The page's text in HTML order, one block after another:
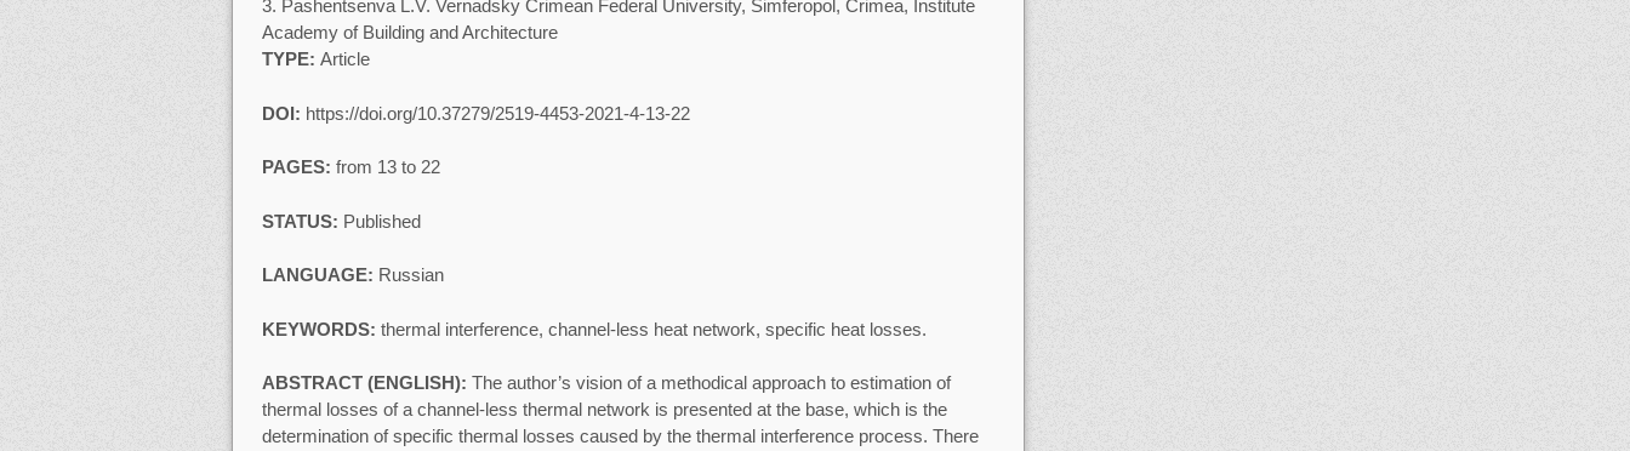
Pashentsenva L.V. Vernadsky Crimean Federal University, Simferopol, Crimea, Institute
Academy of Building and Architecture
TYPE: Article
DOI: https://doi.org/10.37279/2519-4453-2021-4-13-22
PAGES: from 13 to 22
STATUS: Published
LANGUAGE: Russian
KEYWORDS: thermal interference, channel-less heat network, specific heat losses.
ABSTRACT (ENGLISH): The author’s vision of a methodical approach to estimation of
thermal losses of a channel-less thermal network is presented at the base, which is the
determination of specific thermal losses caused by the thermal interference process. There